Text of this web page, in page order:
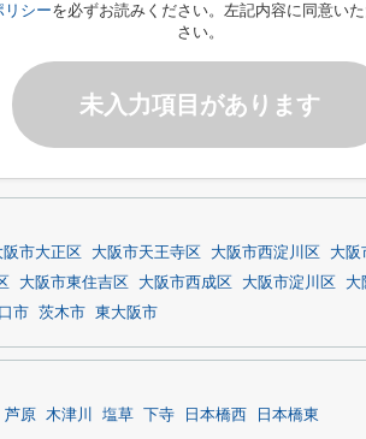
リシーを必ずお読みください。左記内容に同意い
さい。
未入力項目があります
阪市大正区 大阪市天王寺区 大阪市西淀川区 大阪
大阪市東住吉区 大阪市西成区 大阪市淀川区 大
市 茨木市 東大阪市
芦原 木津川 塩草 下寺 日本橋西 日本橋東